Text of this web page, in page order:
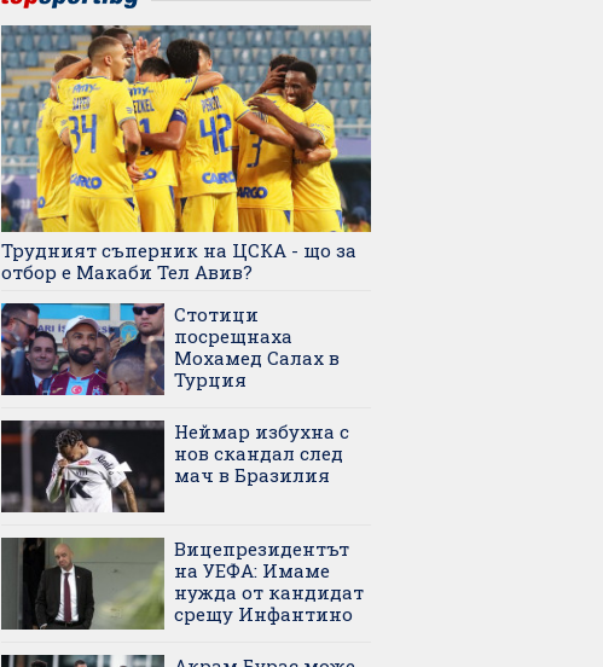
Трудният съперник на ЦСКА - що за
отбор е Макаби Тел Авив?
Стотици
посрещнаха
Мохамед Салах в
Турция
Неймар избухна с
нов скандал след
мач в Бразилия
Вицепрезидентът
на УЕФА: Имаме
нужда от кандидат
срещу Инфантино